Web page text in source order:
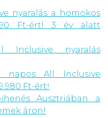
nyaralás a homokos
Ft-ért! 3 év alatt
nyaralás
napos All Inclusive
Ft-ért!
Ausztriában a
áron!